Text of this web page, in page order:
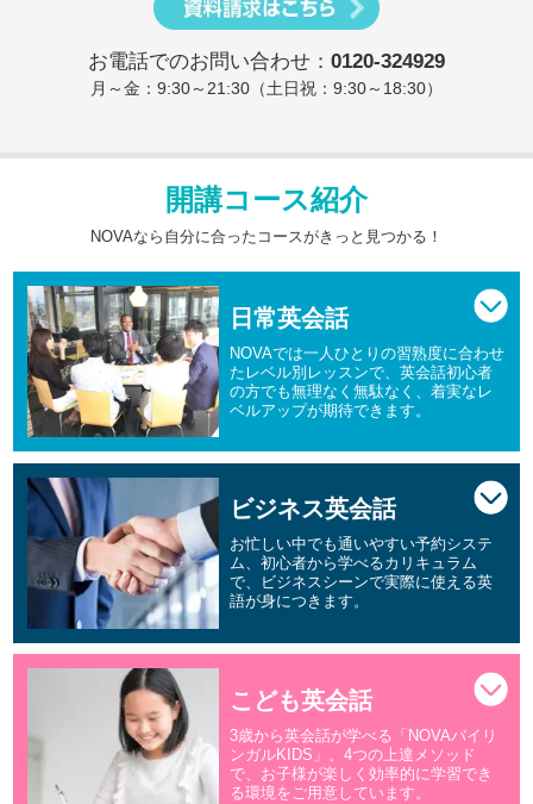
お電話でのお問い合わせ： 0120-324929
月～金：9:30～21:30（土日祝：9:30～18:30）
開講コース紹介
NOVAなら自分に合ったコースがきっと見つかる！
日常英会話
NOVAでは一人ひとりの習熟度に合わせ
たレベル別レッスンで、英会話初心者
の方でも無理なく無駄なく、着実なレ
ベルアップが期待できます。
ビジネス英会話
お忙しい中でも通いやすい予約システ
ム、初心者から学べるカリキュラム
で、ビジネスシーンで実際に使える英
語が身につきます。
こども英会話
3歳から英会話が学べる「NOVAバイリ
ンガルKIDS」。4つの上達メソッド
で、お子様が楽しく効率的に学習でき
る環境をご用意しています。